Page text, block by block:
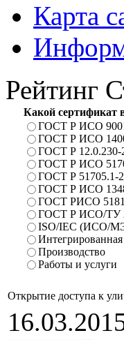
Карта
Рейтинг
Какой сертификат
ГОСТ Р ИСО
ГОСТ Р ИСО
ГОСТ Р 12.0.230-
ГОСТ Р ИСО
ГОСТ Р 51705.1-
ГОСТ Р ИСО
ГОСТ РИСО
ГОСТ Р ИСО/ТУ
ISO/IEC (ИСО/
Производство
Работы и услуги
Открытие доступа к